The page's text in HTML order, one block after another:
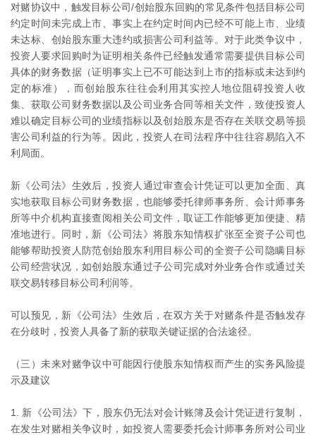
对赌协议中，触发目标公司/创始股东回购的常见条件包括目标公司
约定时间未完成上市、事实上在约定时间内已经不可能上市、业绩
未达标、创始股东重大违约或损害公司利益等。对于此类争议中，
投资人要求回购时为证明相关条件已经触发通常需要提供目标公司
具体的财务数据（证明事实上已不可能达到上市的指标或未达到约
定的标准），而创始股东往往会利用其实控人地位阻碍投资人收
集、获取公司财务数据以及公司业务合同等相关文件，致使投资人
难以确定目标公司的业绩指标以及创始股东是否存在关联交易等损
害公司利益的行为等。因此，投资人在司法程序中往往容易陷入不
利局面。
新《公司法》生效后，投资人通过审查会计凭证可以更加全面、真
实地获取目标公司财务数据，也能够委托律师事务所、会计师事务
所等中介机构直接查阅相关公司文件，取证工作能够更加便捷、精
准地进行。同时，新《公司法》将股东知情权扩张至全资子公司也
能够帮助投资人防范创始股东利用目标公司的全资子公司隐瞒目标
公司经营状况，如创始股东通过子公司完成对外业务合作或通过关
联交易转移目标公司利润等。
可以预见，新《公司法》生效后，在双方关于对赌条件是否触发存
在分歧时，投资人具备了新的获取关键证据的合法途径。
（三）未来对赌争议中可能因行使股东知情权而产生的实务风险提
示及建议
新《公司法》下，股东仍无法对会计账簿及会计凭证进行复制，
在发生对赌相关争议时，如投资人需要委托会计师事务所对公司业